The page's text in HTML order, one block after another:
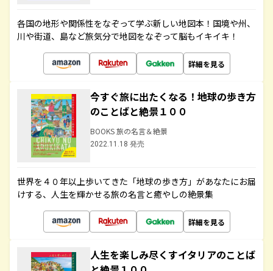
各国の地形や関係性をなぞって学ぶ新しい地図本！国境や州、
川や街道、島など旅気分で地図をなぞって脳もイキイキ！
詳細を見る
今すぐ旅に出たくなる！地球の歩き方
のことばと絶景１００
BOOKS 旅の名言＆絶景
2022.11.18 発売
世界を４０年以上歩いてきた「地球の歩き方」があなたにお届
けする、人生を輝かせる旅の名言と癒やしの絶景集
詳細を見る
人生を楽しみ尽くすイタリアのことば